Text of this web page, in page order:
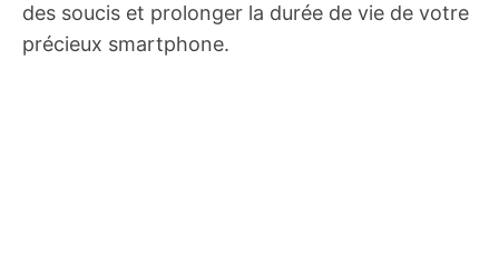
des soucis et prolonger la durée de vie de votre
précieux smartphone.